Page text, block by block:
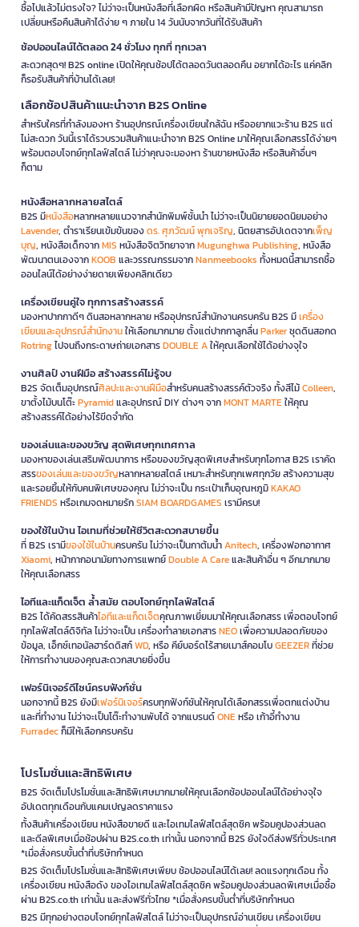
ซื้อไปแล้วไม่ตรงใจ? ไม่ว่าจะเป็นหนังสือที่เลือกผิด หรือสินค้ามีปัญหา คุณสามารถ
เปลี่ยนหรือคืนสินค้าได้ง่าย ๆ ภายใน 14 วันนับจากวันที่ได้รับสินค้า
ช้อปออนไลน์ได้ตลอด 24 ชั่วโมง ทุกที่ ทุกเวลา
สะดวกสุดๆ! B2S online เปิดให้คุณช้อปได้ตลอดวันตลอดคืน อยากได้อะไร แค่คลิก
ก็รอรับสินค้าที่บ้านได้เลย!
เลือกช้อปสินค้าแนะนำจาก B2S Online
สำหรับใครที่กำลังมองหา ร้านอุปกรณ์เครื่องเขียนใกล้ฉัน หรืออยากแวะร้าน B2S แต่
ไม่สะดวก วันนี้เราได้รวบรวมสินค้าแนะนำจาก B2S Online มาให้คุณเลือกสรรได้ง่ายๆ
พร้อมตอบโจทย์ทุกไลฟ์สไตล์ ไม่ว่าคุณจะมองหา ร้านขายหนังสือ หรือสินค้าอื่นๆ
ก็ตาม
หนังสือหลากหลายสไตล์
B2S มีหนังสือหลากหลายแนวจากสำนักพิมพ์ชั้นนำ ไม่ว่าจะเป็นนิยายยอดนิยมอย่าง
Lavender, ตำราเรียนเข้มข้นของดร. ศุภวัฒน์ พุกเจริญ, นิตยสารอัปเดตจากเพ็ญ
บุญ, หนังสือเด็กจากMIS หนังสือจิตวิทยาจากMugunghwa Publishing, หนังสือ
พัฒนาตนเองจากKOOB และวรรณกรรมจากNanmeebooks ทั้งหมดนี้สามารถซื้อ
ออนไลน์ได้อย่างง่ายดายเพียงคลิกเดียว
เครื่องเขียนคู่ใจ ทุกการสร้างสรรค์
มองหาปากกาดีๆ ดินสอหลากหลาย หรืออุปกรณ์สำนักงานครบครัน B2S มีเครื่อง
เขียนและอุปกรณ์สำนักงานให้เลือกมากมาย ตั้งแต่ปากกาลูกลื่นParkerชุดดินสอกด
Rotringไปจนถึงกระดาษถ่ายเอกสารDOUBLE Aให้คุณเลือกใช้ได้อย่างจุใจ
งานศิลป์ งานฝีมือ สร้างสรรค์ไม่รู้จบ
B2S จัดเต็มอุปกรณ์ศิลปะและงานฝีมือสำหรับคนสร้างสรรค์ตัวจริง ทั้งสีไม้Colleen,
ขาตั้งไม้บนโต๊ะPyramidและอุปกรณ์ DIY ต่างๆ จากMONT MARTEให้คุณ
สร้างสรรค์ได้อย่างไร้ขีดจำกัด
ของเล่นและของขวัญ สุดพิเศษทุกเทศกาล
มองหาของเล่นเสริมพัฒนาการ หรือของขวัญสุดพิเศษสำหรับทุกโอกาส B2S เราคัด
สรรของเล่นและของขวัญหลากหลายสไตล์ เหมาะสำหรับทุกเพศทุกวัย สร้างความสุข
และรอยยิ้มให้กับคนพิเศษของคุณ ไม่ว่าจะเป็น กระเป๋าเก็บอุณหภูมิKAKAO
FRIENDS หรือเกมจดหมายรักSIAM BOARDGAMES เรามีครบ!
ของใช้ในบ้าน ไอเทมที่ช่วยให้ชีวิตสะดวกสบายขึ้น
ที่ B2S เรามีของใช้ในบ้านครบครัน ไม่ว่าจะเป็นกาต้มน้ำAnitech, เครื่องฟอกอากาศ
Xiaomi, หน้ากากอนามัยทางการแพทย์Double A Careและสินค้าอื่น ๆ อีกมากมาย
ให้คุณเลือกสรร
ไอทีและแก็ดเจ็ต ล้ำสมัย ตอบโจทย์ทุกไลฟ์สไตล์
B2S ได้คัดสรรสินค้าไอทีและแก็ดเจ็ตคุณภาพเยี่ยมมาให้คุณเลือกสรร เพื่อตอบโจทย์
ทุกไลฟ์สไตล์ดิจิทัล ไม่ว่าจะเป็น เครื่องทำลายเอกสารNEOเพื่อความปลอดภัยของ
ข้อมูล, เอ็กซ์เทอนัลฮาร์ดดิสก์WD, หรือ คีย์บอร์ดไร้สายเมาส์คอมโบGEEZERที่ช่วย
ให้การทำงานของคุณสะดวกสบายยิ่งขึ้น
เฟอร์นิเจอร์ดีไซน์ครบฟังก์ชั่น
นอกจากนี้ B2S ยังมีเฟอร์นิเจอร์ครบทุกฟังก์ชันให้คุณได้เลือกสรรเพื่อตกแต่งบ้าน
และที่ทำงาน ไม่ว่าจะเป็นโต๊ะทำงานพับได้ จากแบรนด์ONEหรือ เก้าอี้ทำงาน
Furradecก็มีให้เลือกครบครัน
โปรโมชั่นและสิทธิพิเศษ
B2S จัดเต็มโปรโมชั่นและสิทธิพิเศษมากมายให้คุณเลือกช้อปออนไลน์ได้อย่างจุใจ
อัปเดตทุกเดือนกับแคมเปญลดราคาแรง
ทั้งสินค้าเครื่องเขียน หนังสือขายดี และไอเทมไลฟ์สไตล์สุดชิค พร้อมคูปองส่วนลด
และดีลพิเศษเมื่อช้อปผ่าน B2S.co.th เท่านั้น นอกจากนี้ B2S ยังใจดีส่งฟรีทั่วประเทศ
*เมื่อสั่งครบขั้นต่ำที่บริษัทกำหนด
B2S จัดเต็มโปรโมชั่นและสิทธิพิเศษเพียบ ช้อปออนไลน์ได้เลย! ลดแรงทุกเดือน ทั้ง
เครื่องเขียน หนังสือดัง ของไอเทมไลฟ์สไตล์สุดชิค พร้อมคูปองส่วนลดพิเศษเมื่อซื้อ
ผ่าน B2S.co.th เท่านั้น และส่งฟรีทั่วไทย *เมื่อสั่งครบขั้นต่ำที่บริษัทกำหนด
B2S มีทุกอย่างตอบโจทย์ทุกไลฟ์สไตล์ ไม่ว่าจะเป็นอุปกรณ์อ่านเขียน เครื่องเขียน